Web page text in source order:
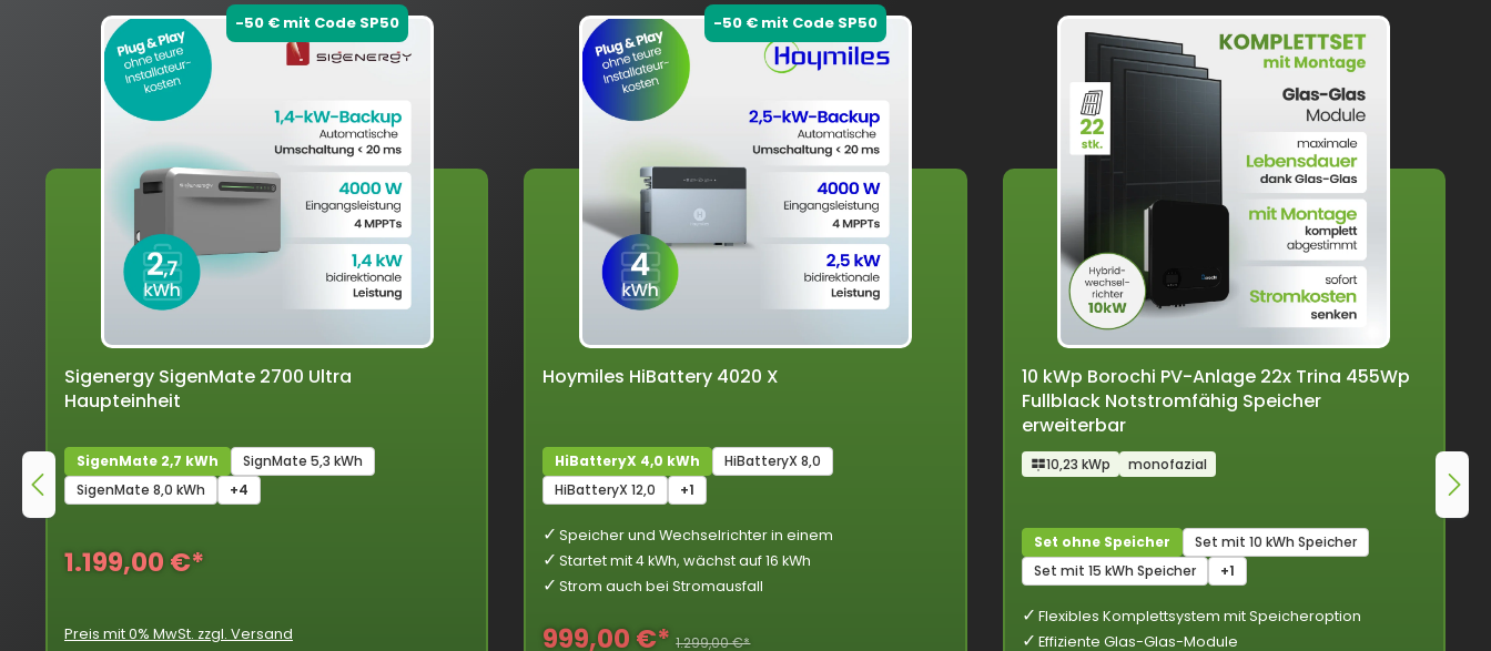
Produktgalerie überspringen-50 € mit Code SP50
Sigenergy SigenMate 2700 Ultra
Haupteinheit
SigenMate 2,7 kWh
SignMate 5,3 kWh
SigenMate 8,0 kWh
+4
1.199,00 €*
Preis mit 0% MwSt. zzgl. Versand
-50 € mit Code SP50
Hoymiles HiBattery 4020 X
HiBatteryX 4,0 kWh
HiBatteryX 8,0
HiBatteryX 12,0
+1
999,00 €* 1.299,00 €*
Speicher und Wechselrichter in einem
Startet mit 4 kWh, wächst auf 16 kWh
Strom auch bei Stromausfall
10 kWp Borochi PV-Anlage 22x Trina 455Wp
Fullblack Notstromfähig Speicher
erweiterbar
10,23 kWp monofazial
Set ohne Speicher
Set mit 10 kWh Speicher
Set mit 15 kWh Speicher
+1
Flexibles Komplettsystem mit Speicheroption
Effiziente Glas-Glas-Module